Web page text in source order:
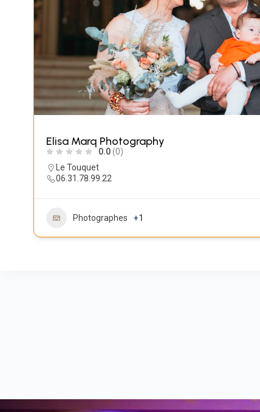
Elisa Marq Photography
0.0(0)
Le Touquet
06.31.78.99.22
Photographes +1